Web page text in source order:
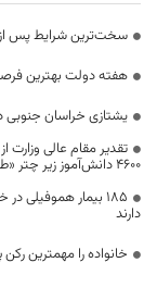
سخت‌ترین شرایط پس از
هفته دولت بهترین
یشتازی خراسان جنوبی
تقدیر مقام عالی
۴۶۰۰ دانش‌آموز زیر چتر «طرح حامی»
۱۸۵ بیمار
دارند
خانواده را مهمترین